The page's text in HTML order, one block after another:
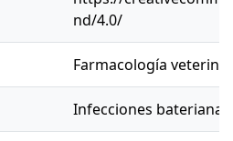
nd/4.0/
Farmacología
Infecciones baterianas